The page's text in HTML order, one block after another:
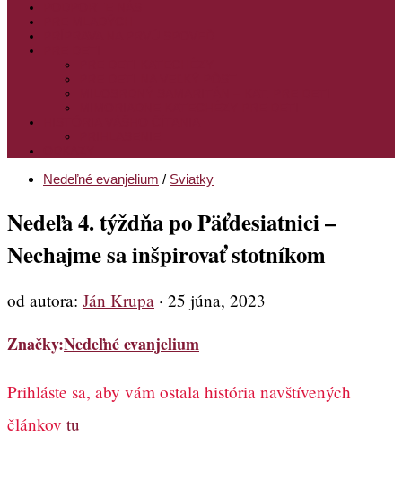
Nedeľné evanjelium / Sviatky
Nedeľa 4. týždňa po Päťdesiatnici –
Nechajme sa inšpirovať stotníkom
od autora: Ján Krupa · 25 júna, 2023
Značky:Nedeľné evanjelium
Prihláste sa, aby vám ostala história navštívených
článkov tu